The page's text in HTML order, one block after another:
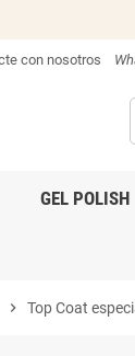
con nosotros
GEL POLISH
chevron_right Top Coat